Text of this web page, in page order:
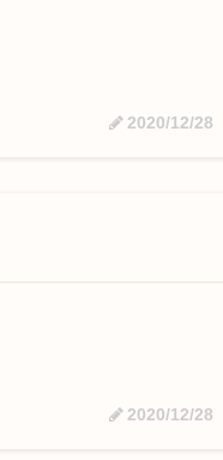
2020/12/28
2020/12/28